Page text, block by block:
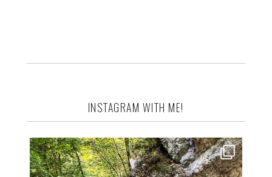
INSTAGRAM WITH ME!